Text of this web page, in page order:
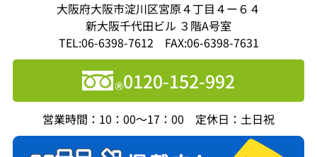
大阪府大阪市淀川区宮原４丁目４ー６４
新大阪千代田ビル ３階A号室
TEL:06-6398-7612 FAX:06-6398-7631
0120-152-992
営業時間：10：00～17：00 定休日：土日祝